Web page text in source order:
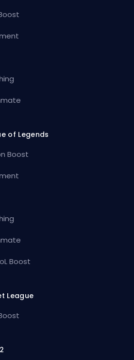
of Legends
Boost
Boost
League